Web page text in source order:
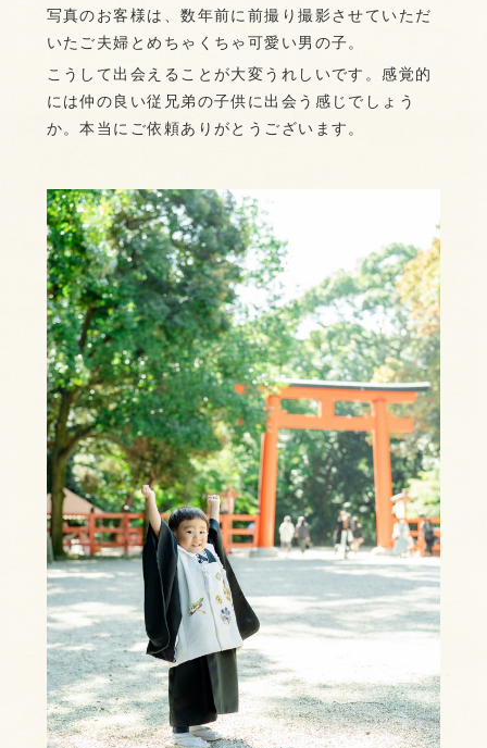
写真のお客様は、数年前に前撮り撮影させていただ
いたご夫婦とめちゃくちゃ可愛い男の子。
こうして出会えることが大変うれしいです。感覚的
には仲の良い従兄弟の子供に出会う感じでしょう
か。本当にご依頼ありがとうございます。